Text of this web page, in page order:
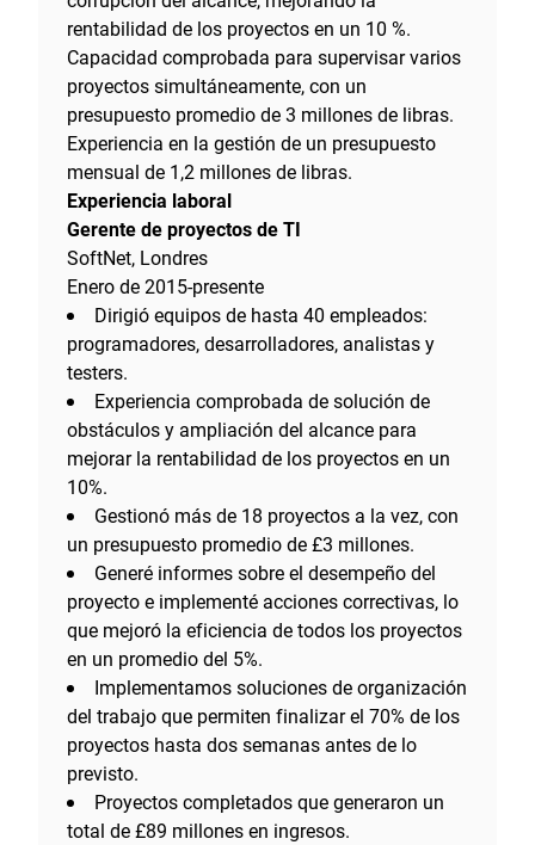
rentabilidad de los proyectos en un 10 %.
Capacidad comprobada para supervisar varios
proyectos simultáneamente, con un
presupuesto promedio de 3 millones de libras.
Experiencia en la gestión de un presupuesto
mensual de 1,2 millones de libras.
Experiencia laboral
Gerente de proyectos de TI
SoftNet, Londres
Enero de 2015-presente
Dirigió equipos de hasta 40 empleados:
programadores, desarrolladores, analistas y
testers.
Experiencia comprobada de solución de
obstáculos y ampliación del alcance para
mejorar la rentabilidad de los proyectos en un
10%.
Gestionó más de 18 proyectos a la vez, con
un presupuesto promedio de £3 millones.
Generé informes sobre el desempeño del
proyecto e implementé acciones correctivas, lo
que mejoró la eficiencia de todos los proyectos
en un promedio del 5%.
Implementamos soluciones de organización
del trabajo que permiten finalizar el 70% de los
proyectos hasta dos semanas antes de lo
previsto.
Proyectos completados que generaron un
total de £89 millones en ingresos.